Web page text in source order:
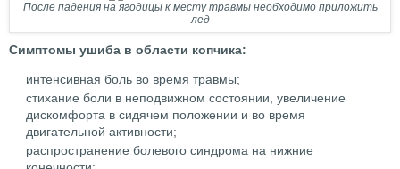
После падения на ягодицы к месту травмы необходимо приложить
лед
Симптомы ушиба в области копчика:
интенсивная боль во время травмы;
стихание боли в неподвижном состоянии, увеличение
дискомфорта в сидячем положении и во время
двигательной активности;
распространение болевого синдрома на нижние